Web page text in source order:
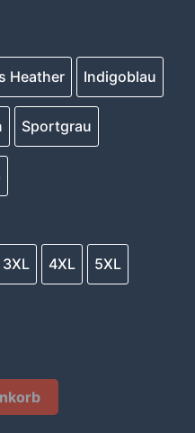
Heather Indigoblau
Sportgrau
3XL 4XL 5XL